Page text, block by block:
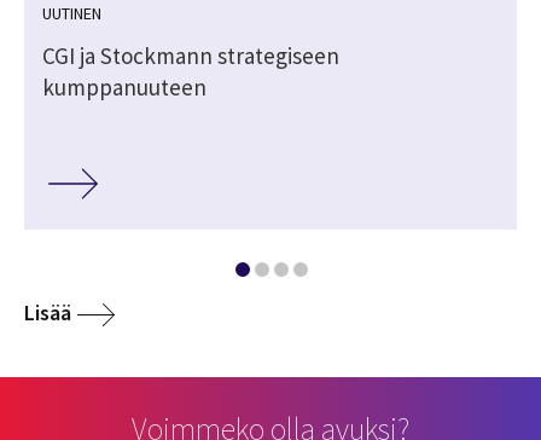
UUTINEN
CGI ja Stockmann strategiseen
kumppanuuteen
Lisää
Voimmeko olla avuksi?